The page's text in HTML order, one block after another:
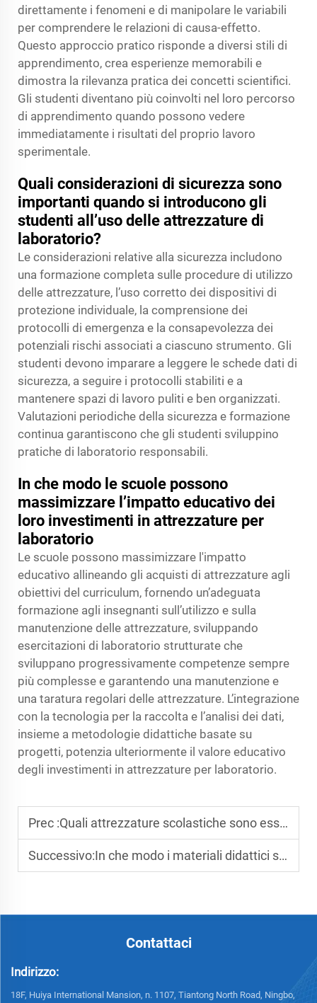
direttamente i fenomeni e di manipolare le variabili
per comprendere le relazioni di causa-effetto.
Questo approccio pratico risponde a diversi stili di
apprendimento, crea esperienze memorabili e
dimostra la rilevanza pratica dei concetti scientifici.
Gli studenti diventano più coinvolti nel loro percorso
di apprendimento quando possono vedere
immediatamente i risultati del proprio lavoro
sperimentale.
Quali considerazioni di sicurezza sono
importanti quando si introducono gli
studenti all’uso delle attrezzature di
laboratorio?
Le considerazioni relative alla sicurezza includono
una formazione completa sulle procedure di utilizzo
delle attrezzature, l’uso corretto dei dispositivi di
protezione individuale, la comprensione dei
protocolli di emergenza e la consapevolezza dei
potenziali rischi associati a ciascuno strumento. Gli
studenti devono imparare a leggere le schede dati di
sicurezza, a seguire i protocolli stabiliti e a
mantenere spazi di lavoro puliti e ben organizzati.
Valutazioni periodiche della sicurezza e formazione
continua garantiscono che gli studenti sviluppino
pratiche di laboratorio responsabili.
In che modo le scuole possono
massimizzare l’impatto educativo dei
loro investimenti in attrezzature per
laboratorio
Le scuole possono massimizzare l'impatto
educativo allineando gli acquisti di attrezzature agli
obiettivi del curriculum, fornendo un’adeguata
formazione agli insegnanti sull’utilizzo e sulla
manutenzione delle attrezzature, sviluppando
esercitazioni di laboratorio strutturate che
sviluppano progressivamente competenze sempre
più complesse e garantendo una manutenzione e
una taratura regolari delle attrezzature. L’integrazione
con la tecnologia per la raccolta e l’analisi dei dati,
insieme a metodologie didattiche basate su
progetti, potenzia ulteriormente il valore educativo
degli investimenti in attrezzature per laboratorio.
Prec :Quali attrezzature scolastiche sono essenziali per le operazioni quotidiane di insegnamento?
Successivo:In che modo i materiali didattici supportano l'apprendimento interattivo in classe?
Contattaci
Indirizzo:
18F, Huiya International Mansion, n. 1107, Tiantong North Road, Ningbo,